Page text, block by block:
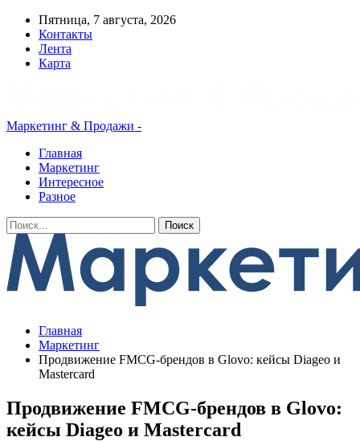
Пятница, 7 августа, 2026
Контакты
Лента
Карта
Маркетинг & Продажи -
Главная
Маркетинг
Интересное
Разное
Главная
Маркетинг
Продвижение FMCG-брендов в Glovo: кейсы Diageo и
Mastercard
Продвижение FMCG-брендов в Glovo:
кейсы Diageo и Mastercard